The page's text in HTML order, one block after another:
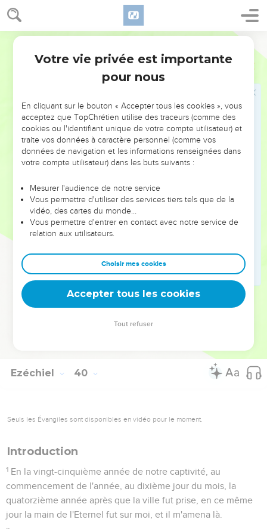
Ezéchiel 39
transportée en captivité à cause de son iniquité, parce qu'ils
avaient péché contre moi, et que je leur avais caché ma
face, et les avais livrés entre les mains de leurs ennemis,
tellement qu'ils étaient tous tombés par l'épée.
Je leur avais fait selon leur souillure, et selon leur crime,
et je leur avais caché ma face.
C'est pourquoi ainsi a dit le Seigneur l'Eternel : maintenant
je ramènerai la captivité de Jacob, et j'aurai pitié de toute la
maison d'Israël, et je serai jaloux du Nom de ma Sainteté.
Après qu'ils auront porté leur ignominie, et tout leur crime,
par lequel ils avaient péché contre moi, quand ils
personne qui les épouvantât.
Parce que je les ramènerai d'entre les peuples, que je les
rassemblerai des pays de leurs ennemis, et que je serai
sanctifié en eux, en la présence de plusieurs nations.
Et ils sauront que je suis l'Eternel leur Dieu, lorsqu'après
les avoir transportés entre les nations, je les aurai rassemblés
en leur terre, et que je n'en aurai laissé demeurer là aucun
de reste.
Et je ne leur cacherai plus ma face, depuis que j'aurai
Ezéchiel 40
Seuls les Évangiles sont disponibles en vidéo pour le moment.
Introduction
1 En la vingt-cinquième année de notre captivité, au
commencement de l'année, au dixième jour du mois, la
quatorzième année après que la ville fut prise, en ce même
jour la main de l'Eternel fut sur moi, et il m'amena là.
Votre vie privée est importante
pour nous
En cliquant sur le bouton « Accepter tous les cookies », vous
acceptez que TopChrétien utilise des traceurs (comme des
cookies ou l'identifiant unique de votre compte utilisateur) et
traite vos données à caractère personnel (comme vos
données de navigation et les informations renseignées dans
votre compte utilisateur) dans les buts suivants :
Mesurer l'audience de notre service
Vous permettre d'utiliser des services tiers tels que de la
vidéo, des cartes du monde…
Vous permettre d'entrer en contact avec notre service de
relation aux utilisateurs.
Choisir mes cookies
Accepter tous les cookies
Tout refuser